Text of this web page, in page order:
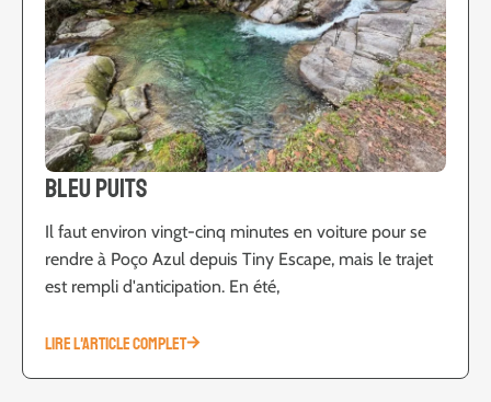
Bleu Puits
Il faut environ vingt-cinq minutes en voiture pour se
rendre à Poço Azul depuis Tiny Escape, mais le trajet
est rempli d'anticipation. En été,
LIRE L'ARTICLE COMPLET